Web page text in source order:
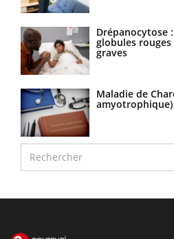
Drépanocytose
globules
graves
Maladie de
amyotrophique)